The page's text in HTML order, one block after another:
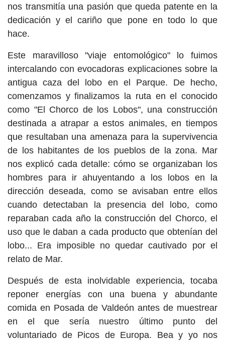
nos transmitía una pasión que queda patente en la
dedicación y el cariño que pone en todo lo que
hace.
Este maravilloso "viaje entomológico" lo fuimos
intercalando con evocadoras explicaciones sobre la
antigua caza del lobo en el Parque. De hecho,
comenzamos y finalizamos la ruta en el conocido
como "El Chorco de los Lobos", una construcción
destinada a atrapar a estos animales, en tiempos
que resultaban una amenaza para la supervivencia
de los habitantes de los pueblos de la zona. Mar
nos explicó cada detalle: cómo se organizaban los
hombres para ir ahuyentando a los lobos en la
dirección deseada, como se avisaban entre ellos
cuando detectaban la presencia del lobo, como
reparaban cada año la construcción del Chorco, el
uso que le daban a cada producto que obtenían del
lobo... Era imposible no quedar cautivado por el
relato de Mar.
Después de esta inolvidable experiencia, tocaba
reponer energías con una buena y abundante
comida en Posada de Valdeón antes de muestrear
en el que sería nuestro último punto del
voluntariado de Picos de Europa. Bea y yo nos